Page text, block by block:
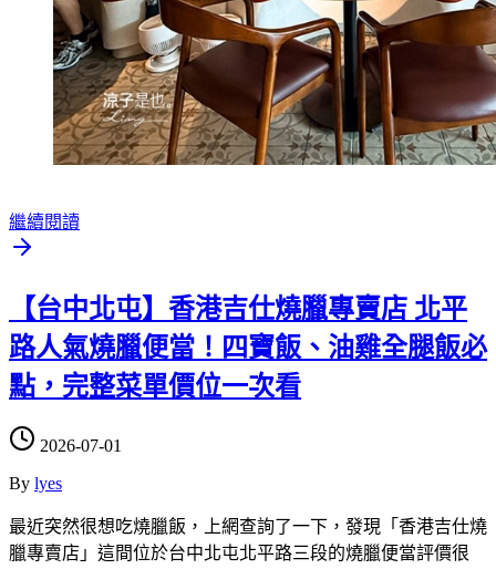
繼續閱讀
【台中北屯】香港吉仕燒臘專賣店 北平
路人氣燒臘便當！四寶飯、油雞全腿飯必
點，完整菜單價位一次看
2026-07-01
By lyes
最近突然很想吃燒臘飯，上網查詢了一下，發現「香港吉仕燒
臘專賣店」這間位於台中北屯北平路三段的燒臘便當評價很